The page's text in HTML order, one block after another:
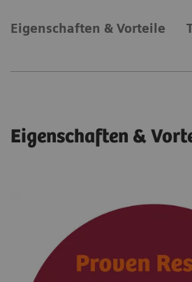
Eigenschaften & Vorteile
Eigenschaften &